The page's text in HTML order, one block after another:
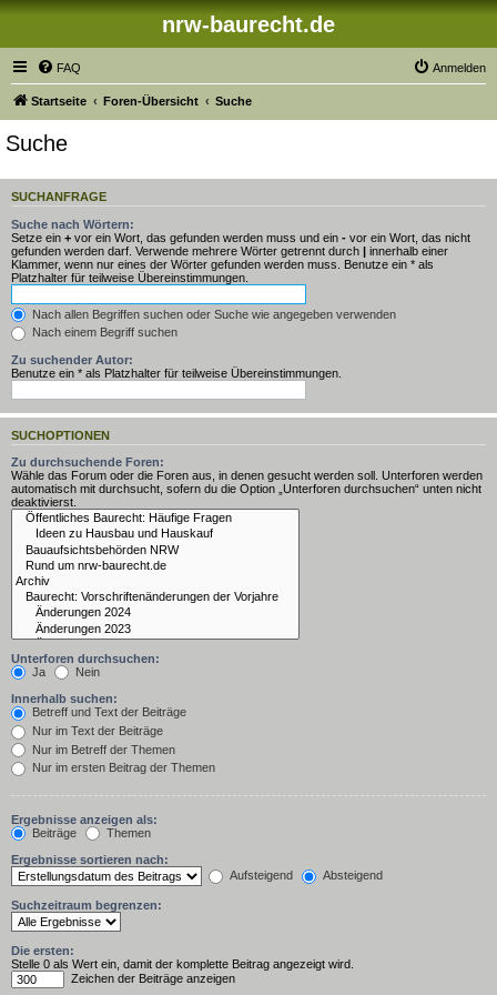
nrw-baurecht.de
FAQ Anmelden
Startseite Foren-Übersicht Suche
Suche
SUCHANFRAGE
Suche nach Wörtern:
Setze ein + vor ein Wort, das gefunden werden muss und ein - vor ein Wort, das nicht
gefunden werden darf. Verwende mehrere Wörter getrennt durch | innerhalb einer
Klammer, wenn nur eines der Wörter gefunden werden muss. Benutze ein * als
Platzhalter für teilweise Übereinstimmungen.
Nach allen Begriffen suchen oder Suche wie angegeben verwenden
Nach einem Begriff suchen
Zu suchender Autor:
Benutze ein * als Platzhalter für teilweise Übereinstimmungen.
SUCHOPTIONEN
Zu durchsuchende Foren:
Wähle das Forum oder die Foren aus, in denen gesucht werden soll. Unterforen werden
automatisch mit durchsucht, sofern du die Option „Unterforen durchsuchen“ unten nicht
deaktivierst.
Unterforen durchsuchen:
Ja
Nein
Innerhalb suchen:
Betreff und Text der Beiträge
Nur im Text der Beiträge
Nur im Betreff der Themen
Nur im ersten Beitrag der Themen
Ergebnisse anzeigen als:
Beiträge
Themen
Ergebnisse sortieren nach:
Aufsteigend
Absteigend
Suchzeitraum begrenzen:
Die ersten:
Stelle 0 als Wert ein, damit der komplette Beitrag angezeigt wird.
Zeichen der Beiträge anzeigen